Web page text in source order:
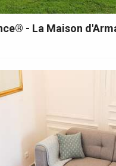
- La Maison